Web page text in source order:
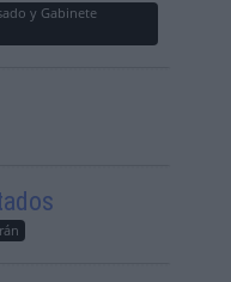
y Gabinete